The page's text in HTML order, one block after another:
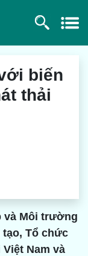
biến
thải
và Môi trường
Tổ chức
Nam và